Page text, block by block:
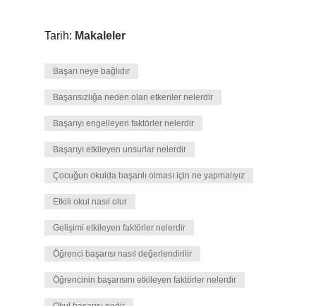
Tarih: Makaleler
Başarı neye bağlıdır
Başarısızlığa neden olan etkenler nelerdir
Başarıyı engelleyen faktörler nelerdir
Başarıyı etkileyen unsurlar nelerdir
Çocuğun okulda başarılı olması için ne yapmalıyız
Etkili okul nasıl olur
Gelişimi etkileyen faktörler nelerdir
Öğrenci başarısı nasıl değerlendirilir
Öğrencinin başarısını etkileyen faktörler nelerdir